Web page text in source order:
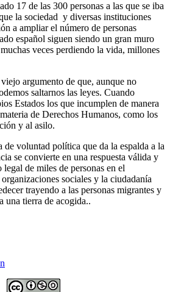
17 de las 300 personas a las que se iba
la sociedad y diversas instituciones
a ampliar el número de personas
español siguen siendo un gran muro
veces perdiendo la vida, millones
argumento de que, aunque no
saltarnos las leyes. Cuando
Estados los que incumplen de manera
de Derechos Humanos, como los
y al asilo.
de voluntad política que da la espalda a la
se convierte en una respuesta válida y
legal de miles de personas en el
sociales y la ciudadanía
trayendo a las personas migrantes y
una tierra de acogida..